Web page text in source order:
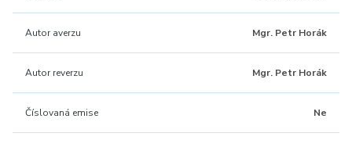
Autor averzu Mgr. Petr Horák
Autor reverzu Mgr. Petr Horák
Číslovaná emise Ne